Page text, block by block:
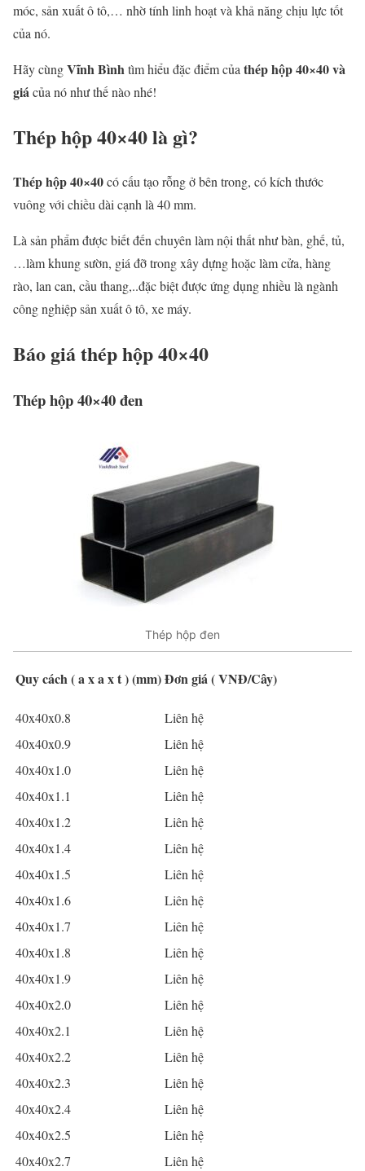
móc, sản xuất ô tô,… nhờ tính linh hoạt và khả năng chịu lực tốt
của nó.
Hãy cùngVĩnh Bìnhtìm hiểu đặc điểm củathép hộp 40×40 và
giácủa nó như thế nào nhé!
Thép hộp 40×40 là gì?
Thép hộp 40×40có cấu tạo rỗng ở bên trong, có kích thước
vuông với chiều dài cạnh là 40 mm.
Là sản phẩm được biết đến chuyên làm nội thất như bàn, ghế, tủ,
…làm khung sườn, giá đỡ trong xây dựng hoặc làm cửa, hàng
rào, lan can, cầu thang,..đặc biệt được ứng dụng nhiều là ngành
công nghiệp sản xuất ô tô, xe máy.
Báo giá thép hộp 40×40
Thép hộp 40×40 đen
Thép hộp đen
Quy cách ( a x a x t ) (mm)Đơn giá ( VNĐ/Cây)
40x40x0.8
Liên hệ
40x40x0.9
Liên hệ
40x40x1.0
Liên hệ
40x40x1.1
Liên hệ
40x40x1.2
Liên hệ
40x40x1.4
Liên hệ
40x40x1.5
Liên hệ
40x40x1.6
Liên hệ
40x40x1.7
Liên hệ
40x40x1.8
Liên hệ
40x40x1.9
Liên hệ
40x40x2.0
Liên hệ
40x40x2.1
Liên hệ
40x40x2.2
Liên hệ
40x40x2.3
Liên hệ
40x40x2.4
Liên hệ
40x40x2.5
Liên hệ
40x40x2.7
Liên hệ